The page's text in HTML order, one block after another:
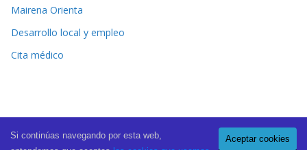
Mairena Orienta
Desarrollo local y empleo
Cita médico
Copyright © 2026 El Periódico de Mairena . All rights reserved.
Aceptar cookies
Si continúas navegando por esta web,